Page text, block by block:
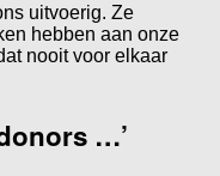
uitvoerig. Ze
hebben aan onze
nooit voor elkaar
…’